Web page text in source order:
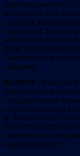
колонну вывели из м.
женщины и дети
поднялся
подавлялся. У ямы
затем группами по 5-
к яме и
Закапывание могилы
граждане.
ВОПРОС. Комиссией
действовавшей по
государственной
опроса свидетелей
м. Зембин около 760
имеете показать по
приведенной в нем
вашим участием?